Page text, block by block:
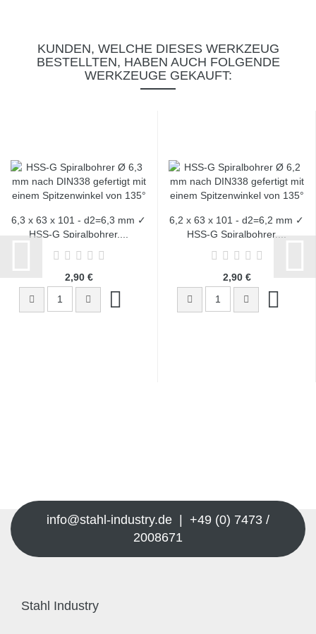
KUNDEN, WELCHE DIESES WERKZEUG
BESTELLTEN, HABEN AUCH FOLGENDE
WERKZEUGE GEKAUFT:
6,3 x 63 x 101 - d2=6,3 mm ✓
HSS-G Spiralbohrer,...
2,90 €
6,2 x 63 x 101 - d2=6,2 mm ✓
HSS-G Spiralbohrer,...
2,90 €
info@stahl-industry.de | +49 (0) 7473 /
2008671
Stahl Industry